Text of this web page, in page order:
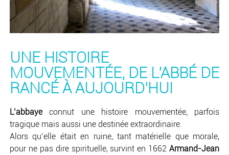
UNE HISTOIRE
MOUVEMENTÉE, DE L'ABBÉ DE
RANCÉ À AUJOURD'HUI
L’abbayeconnut une histoire mouvementée, parfois
tragique mais aussi une destinée extraordinaire.
Alors qu’elle était en ruine, tant matérielle que morale,
pour ne pas dire spirituelle, survint en 1662Armand-Jean